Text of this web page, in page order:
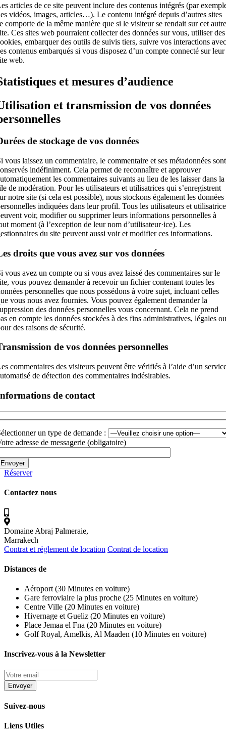
articles de ce site peuvent inclure des contenus intégrés (par
vidéos, images, articles…). Le contenu intégré depuis d’autres sites
comporte de la même manière que si le visiteur se rendait sur cet autre
Ces sites web pourraient collecter des données sur vous, utiliser des
embarquer des outils de suivis tiers, suivre vos interactions avec
contenus embarqués si vous disposez d’un compte connecté sur leur
web.
et mesures d’audience
et transmission de vos données
de stockage de vos données
vous laissez un commentaire, le commentaire et ses métadonnées sont
indéfiniment. Cela permet de reconnaître et approuver
les commentaires suivants au lieu de les laisser dans la
de modération. Pour les utilisateurs et utilisatrices qui s’enregistrent
notre site (si cela est possible), nous stockons également les données
indiquées dans leur profil. Tous les utilisateurs et
voir, modifier ou supprimer leurs informations personnelles à
moment (à l’exception de leur nom d’utilisateur·ice). Les
du site peuvent aussi voir et modifier ces informations.
droits que vous avez sur vos données
vous avez un compte ou si vous avez laissé des commentaires sur le
vous pouvez demander à recevoir un fichier contenant toutes les
personnelles que nous possédons à votre sujet, incluant celles
vous nous avez fournies. Vous pouvez également demander la
des données personnelles vous concernant. Cela ne prend
en compte les données stockées à des fins administratives, légales ou
des raisons de sécurité.
de vos données personnelles
commentaires des visiteurs peuvent être vérifiés à l’aide d’un
de détection des commentaires indésirables.
de contact
un type de demande :
adresse de messagerie (obligatoire)
Réserver
Contactez nous
Domaine Abraj Palmeraie,
Marrakech
Contrat et réglement de location Contrat de location
Distances de
Aéroport (30 Minutes en voiture)
Gare ferroviaire la plus proche (25 Minutes en voiture)
Centre Ville (20 Minutes en voiture)
Hivernage et Gueliz (20 Minutes en voiture)
Place Jemaa el Fna (20 Minutes en voiture)
Golf Royal, Amelkis, Al Maaden (10 Minutes en voiture)
Inscrivez-vous à la Newsletter
Suivez-nous
Liens Utiles